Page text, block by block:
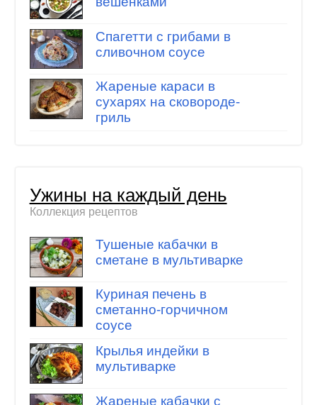
Спагетти с грибами в
сливочном соусе
Жареные караси в
сухарях на сковороде-
гриль
Ужины на каждый день
Коллекция рецептов
Тушеные кабачки в
сметане в мультиварке
Куриная печень в
сметанно-горчичном
соусе
Крылья индейки в
мультиварке
Жареные кабачки с